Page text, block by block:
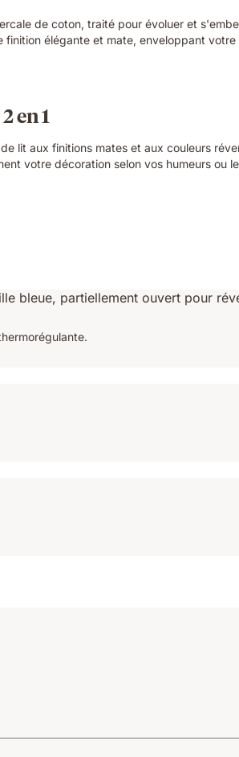
de coton, traité pour évoluer et
élégante et mate, enveloppant
en 1
lit aux finitions mates et aux couleurs
votre décoration selon vos humeurs